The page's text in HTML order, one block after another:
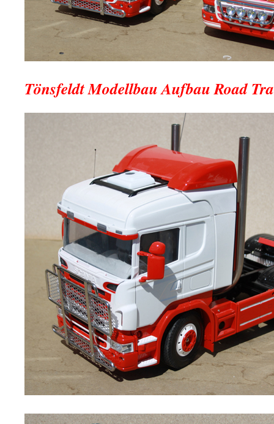
Tönsfeldt Modellbau Aufbau Road